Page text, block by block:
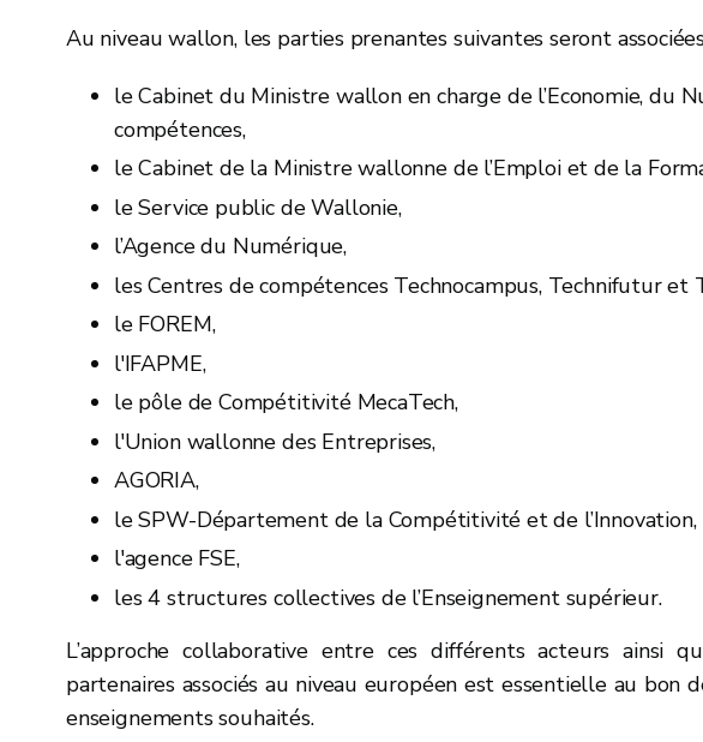
Au niveau wallon, les parties prenantes suivantes seront
le Cabinet du Ministre wallon en charge de l’Economie, du
compétences,
le Cabinet de la Ministre wallonne de l’Emploi et de la
le Service public de Wallonie,
l’Agence du Numérique,
les Centres de compétences Technocampus, Technifutur et
le FOREM,
l'IFAPME,
le pôle de Compétitivité MecaTech,
l'Union wallonne des Entreprises,
AGORIA,
le SPW-Département de la Compétitivité et de l’Innovation,
l'agence FSE,
les 4 structures collectives de l’Enseignement supérieur.
L’approche collaborative entre ces différents acteurs ainsi
partenaires associés au niveau européen est essentielle au
enseignements souhaités.